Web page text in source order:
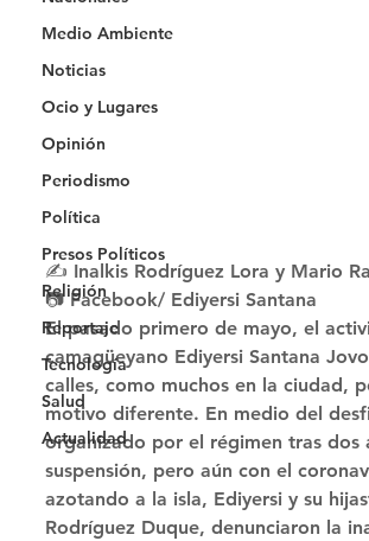
Medio Ambiente
Noticias
Ocio y Lugares
Opinión
Periodismo
Política
Presos Políticos
Religión
Reportaje
Tecnología
Salud
Actualidad
✍️ Inalkis Rodríguez Lora y Mario
📷 Facebook/ Ediyersi Santana
El pasado primero de mayo, el
camagüeyano Ediyersi Santana
calles, como muchos en la ciudad,
motivo diferente. En medio del
organizado por el régimen tras dos
suspensión, pero aún con el
azotando a la isla, Ediyersi y su
Rodríguez Duque, denunciaron la